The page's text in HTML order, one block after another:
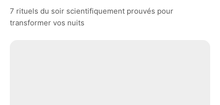
7 rituels du soir scientifiquement prouvés pour
transformer vos nuits